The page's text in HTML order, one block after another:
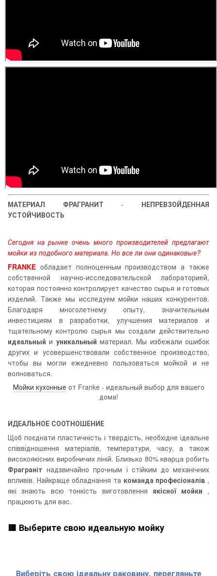
МАТЕРИАЛ ФРАГРАНИТ- НЕПРЕВЗОЙДЕННАЯ
УСТОЙЧИВОСТЬ
Сегодня на рынке очень много производителей предлагают
мойки из подобного материала. Но все ли они одинаковые?
FRANKE обладает полноценным производством а также
собственной научно-исследовательской лабораторией,
которая постоянно контролирует качество сырья и готовых
изделий. Также мы исследуем мойки наших конкурентов.
Благодаря многолетнему опыту, значительным
инвестициям в разработки, улучшения материалов и
тщательному контролю сырья мы создали действительно
идеальныйи уникальныйматериал. Мы избежали ошибок
других и усовершенствовали собственное производство,
чтобы вы могли ежедневно пользоваться мойкой и не
волноваться.
Мойки кухонные от Franke - идеальный выбор для вашего
дома!
ИДЕАЛЬНОЕ СООТНОШЕНИЕ
Щоб поєднати пластичність і твердість, необхідне ідеальне
співвідношення матеріалів, температури, часу, а також
високоякісних виробничих ліній. Близько 80% кварца робить
Фраграніт надзвичайно прочным і стійким до механічних
впливів. Найкраще обладнання та команда професіоналів ,
які знають всю тонкість виготовлення якісної мойки ,
працюють для вас.
🟥 Выберите свою идеальную мойку
Виберіть свою ідеальну раковину, перегляньте